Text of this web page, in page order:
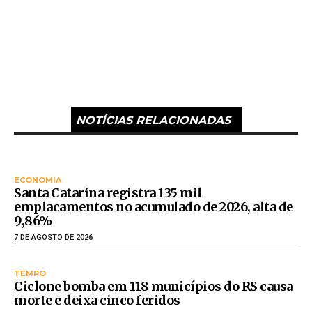
NOTÍCIAS RELACIONADAS
ECONOMIA
Santa Catarina registra 135 mil
emplacamentos no acumulado de 2026, alta de
9,86%
7 DE AGOSTO DE 2026
TEMPO
Ciclone bomba em 118 municípios do RS causa
morte e deixa cinco feridos